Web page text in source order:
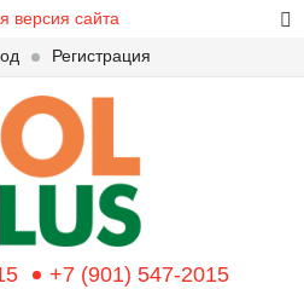
версия сайта
Регистрация
+7 (901) 547-2015